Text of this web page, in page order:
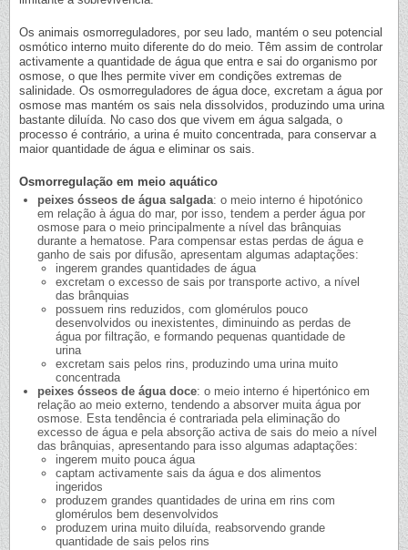
Os animais osmorreguladores, por seu lado, mantém o seu potencial
osmótico interno muito diferente do do meio. Têm assim de controlar
activamente a quantidade de água que entra e sai do organismo por
osmose, o que lhes permite viver em condições extremas de
salinidade. Os osmorreguladores de água doce, excretam a água por
osmose mas mantém os sais nela dissolvidos, produzindo uma urina
bastante diluída. No caso dos que vivem em água salgada, o
processo é contrário, a urina é muito concentrada, para conservar a
maior quantidade de água e eliminar os sais.
Osmorregulação em meio aquático
peixes ósseos de água salgada: o meio interno é hipotónico
em relação à água do mar, por isso, tendem a perder água por
osmose para o meio principalmente a nível das brânquias
durante a hematose. Para compensar estas perdas de água e
ganho de sais por difusão, apresentam algumas adaptações:
ingerem grandes quantidades de água
excretam o excesso de sais por transporte activo, a nível
das brânquias
possuem rins reduzidos, com glomérulos pouco
desenvolvidos ou inexistentes, diminuindo as perdas de
água por filtração, e formando pequenas quantidade de
urina
excretam sais pelos rins, produzindo uma urina muito
concentrada
peixes ósseos de água doce: o meio interno é hipertónico em
relação ao meio externo, tendendo a absorver muita água por
osmose. Esta tendência é contrariada pela eliminação do
excesso de água e pela absorção activa de sais do meio a nível
das brânquias, apresentando para isso algumas adaptações:
ingerem muito pouca água
captam activamente sais da água e dos alimentos
ingeridos
produzem grandes quantidades de urina em rins com
glomérulos bem desenvolvidos
produzem urina muito diluída, reabsorvendo grande
quantidade de sais pelos rins